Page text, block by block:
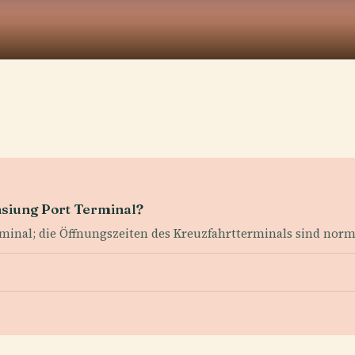
Port Terminal?
die Öffnungszeiten des Kreuzfahrtterminals sind